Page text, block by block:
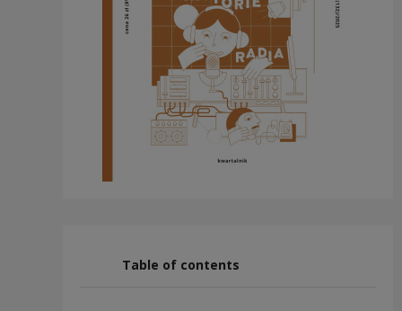
Table of contents